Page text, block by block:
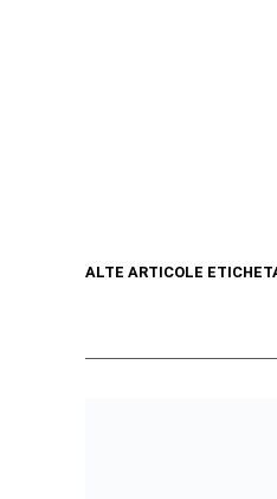
ALTE ARTICOLE